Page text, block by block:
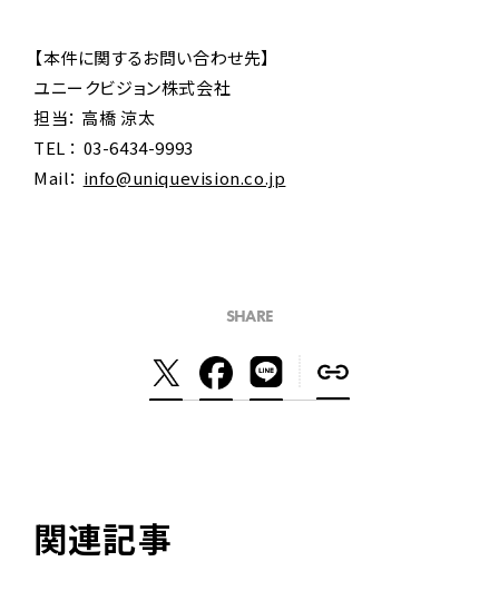
【本件に関するお問い合わせ先】
ユニークビジョン株式会社
担当： 高橋 涼太
TEL ： 03-6434-9993
Mail： info@uniquevision.co.jp
SHARE
関連記事